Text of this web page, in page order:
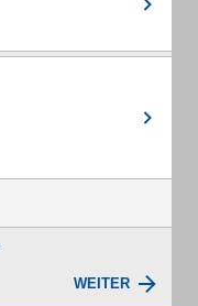
WEITER